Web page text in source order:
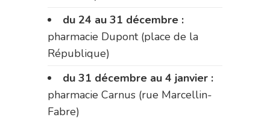
du 24 au 31 décembre :
pharmacie Dupont (place de la
République)
du 31 décembre au 4 janvier :
pharmacie Carnus (rue Marcellin-
Fabre)